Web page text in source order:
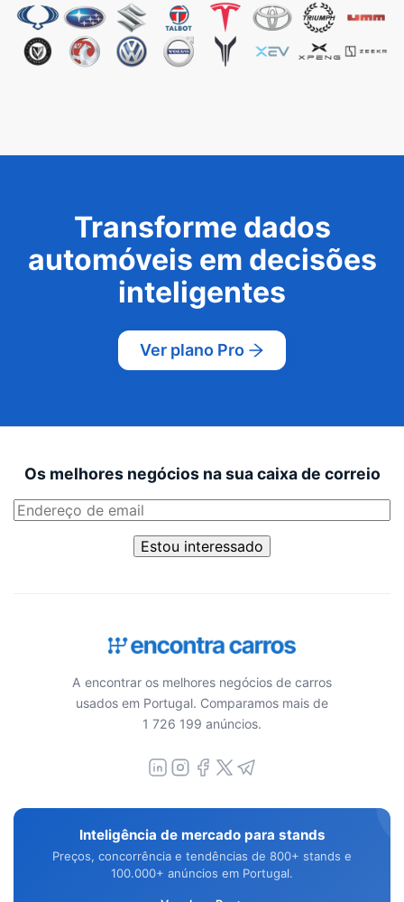
Transforme dados
automóveis em decisões
inteligentes
Ver plano Pro
Os melhores negócios na sua caixa de correio
Estou interessado
A encontrar os melhores negócios de carros
usados em Portugal. Comparamos mais de
1 726 199 anúncios.
Inteligência de mercado para stands
Preços, concorrência e tendências de 800+ stands e
100.000+ anúncios em Portugal.